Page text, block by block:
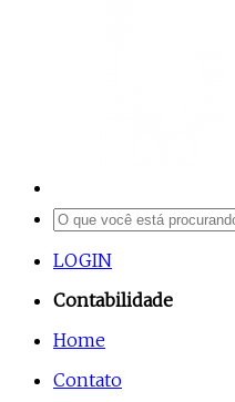
LOGIN
Contabilidade
Home
Contato